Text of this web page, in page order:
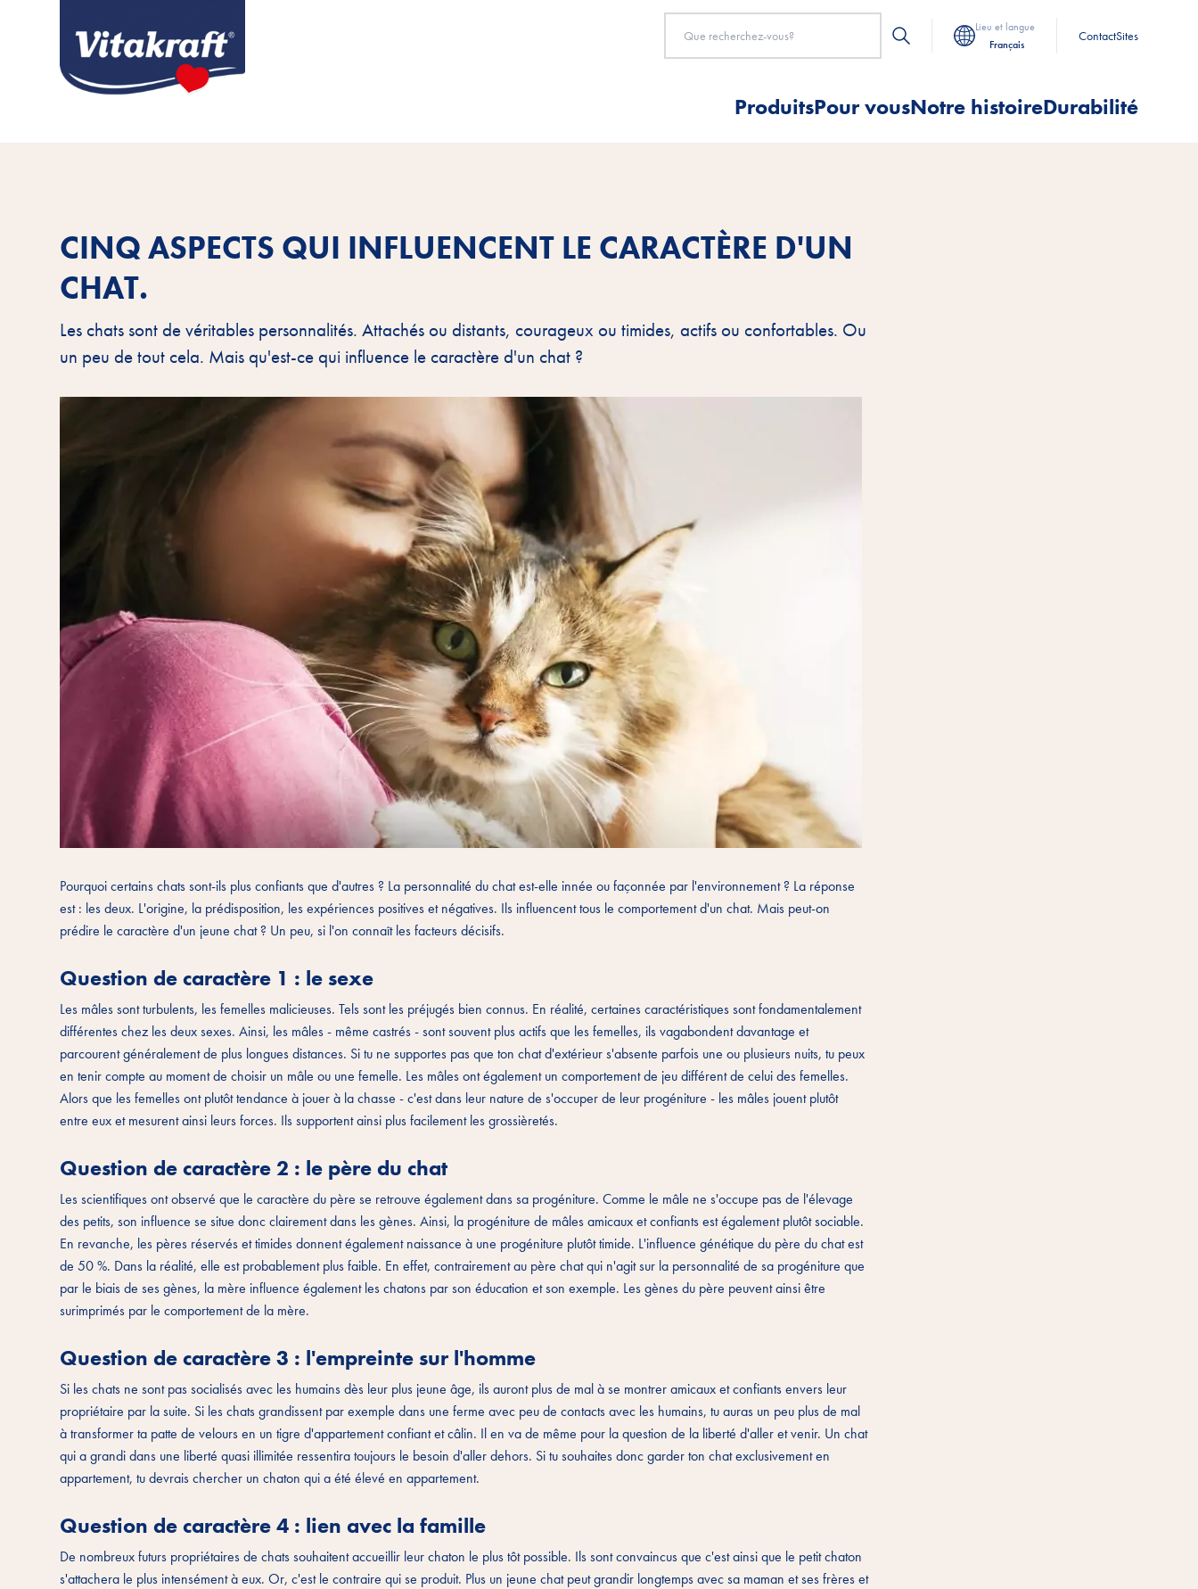
Lieu et langue
Français
ContactSites
ProduitsPour vousNotre histoireDurabilité
CINQ ASPECTS QUI INFLUENCENT LE CARACTÈRE D'UN
CHAT.
Les chats sont de véritables personnalités. Attachés ou distants, courageux ou timides, actifs ou confortables. Ou
un peu de tout cela. Mais qu'est-ce qui influence le caractère d'un chat ?
Pourquoi certains chats sont-ils plus confiants que d'autres ? La personnalité du chat est-elle innée ou façonnée par l'environnement ? La réponse
est : les deux. L'origine, la prédisposition, les expériences positives et négatives. Ils influencent tous le comportement d'un chat. Mais peut-on
prédire le caractère d'un jeune chat ? Un peu, si l'on connaît les facteurs décisifs.
Question de caractère 1 : le sexe
Les mâles sont turbulents, les femelles malicieuses. Tels sont les préjugés bien connus. En réalité, certaines caractéristiques sont fondamentalement
différentes chez les deux sexes. Ainsi, les mâles - même castrés - sont souvent plus actifs que les femelles, ils vagabondent davantage et
parcourent généralement de plus longues distances. Si tu ne supportes pas que ton chat d'extérieur s'absente parfois une ou plusieurs nuits, tu peux
en tenir compte au moment de choisir un mâle ou une femelle. Les mâles ont également un comportement de jeu différent de celui des femelles.
Alors que les femelles ont plutôt tendance à jouer à la chasse - c'est dans leur nature de s'occuper de leur progéniture - les mâles jouent plutôt
entre eux et mesurent ainsi leurs forces. Ils supportent ainsi plus facilement les grossièretés.
Question de caractère 2 : le père du chat
Les scientifiques ont observé que le caractère du père se retrouve également dans sa progéniture. Comme le mâle ne s'occupe pas de l'élevage
des petits, son influence se situe donc clairement dans les gènes. Ainsi, la progéniture de mâles amicaux et confiants est également plutôt sociable.
En revanche, les pères réservés et timides donnent également naissance à une progéniture plutôt timide. L'influence génétique du père du chat est
de 50 %. Dans la réalité, elle est probablement plus faible. En effet, contrairement au père chat qui n'agit sur la personnalité de sa progéniture que
par le biais de ses gènes, la mère influence également les chatons par son éducation et son exemple. Les gènes du père peuvent ainsi être
surimprimés par le comportement de la mère.
Question de caractère 3 : l'empreinte sur l'homme
Si les chats ne sont pas socialisés avec les humains dès leur plus jeune âge, ils auront plus de mal à se montrer amicaux et confiants envers leur
propriétaire par la suite. Si les chats grandissent par exemple dans une ferme avec peu de contacts avec les humains, tu auras un peu plus de mal
à transformer ta patte de velours en un tigre d'appartement confiant et câlin. Il en va de même pour la question de la liberté d'aller et venir. Un chat
qui a grandi dans une liberté quasi illimitée ressentira toujours le besoin d'aller dehors. Si tu souhaites donc garder ton chat exclusivement en
appartement, tu devrais chercher un chaton qui a été élevé en appartement.
Question de caractère 4 : lien avec la famille
De nombreux futurs propriétaires de chats souhaitent accueillir leur chaton le plus tôt possible. Ils sont convaincus que c'est ainsi que le petit chaton
s'attachera le plus intensément à eux. Or, c'est le contraire qui se produit. Plus un jeune chat peut grandir longtemps avec sa maman et ses frères et